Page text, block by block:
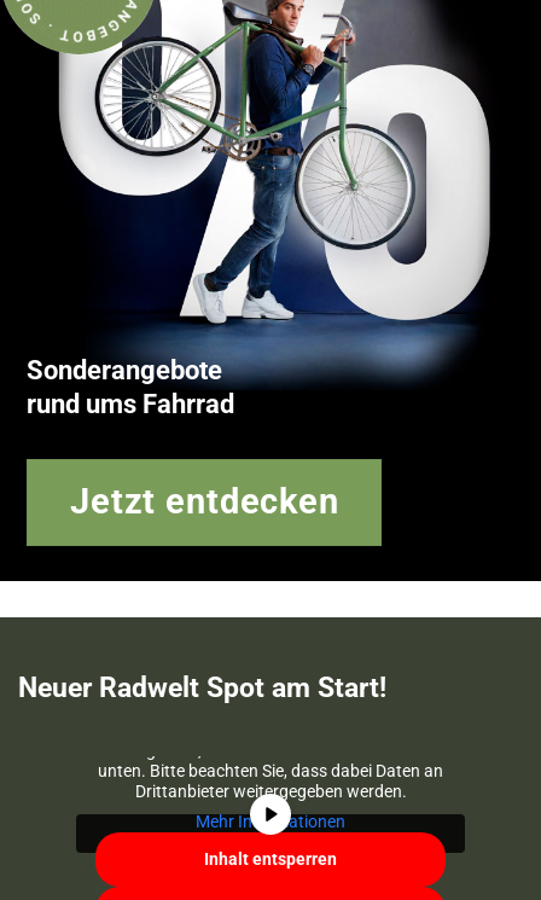
Sonderangebote
rund ums Fahrrad
Jetzt entdecken
Neuer Radwelt Spot am Start!
Sie sehen gerade einen Platzhalterinhalt von
unten. Bitte beachten Sie, dass dabei Daten an
Drittanbieter weitergegeben werden.
Mehr Informationen
Inhalt entsperren